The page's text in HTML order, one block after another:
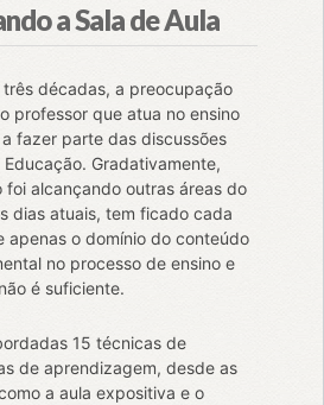
a Sala de Aula
décadas, a preocupação
professor que atua no ensino
fazer parte das discussões
Gradativamente,
foi alcançando outras áreas do
dias atuais, tem ficado cada
apenas o domínio do conteúdo
no processo de ensino e
é suficiente.
15 técnicas de
de aprendizagem, desde as
a aula expositiva e o